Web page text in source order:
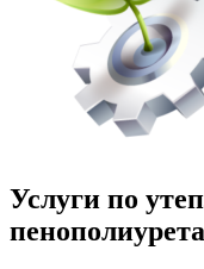
Услуги по